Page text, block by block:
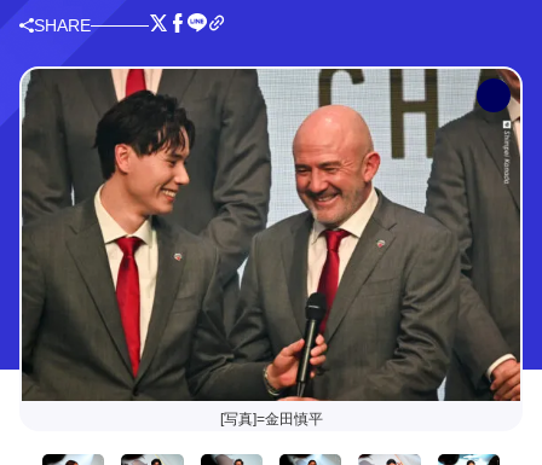
SHARE
[写真]=金田慎平